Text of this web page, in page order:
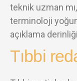
teknik uzman
terminoloji
açıklama
Tıbbi